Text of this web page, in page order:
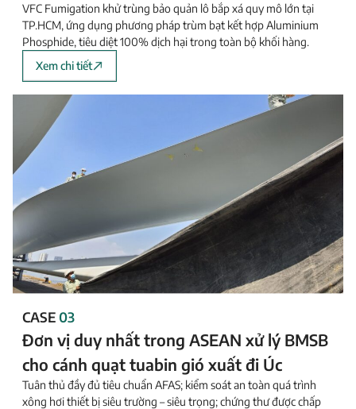
TACN tại TP.HCM
VFC Fumigation khử trùng bảo quản lô bắp xá quy mô lớn tại
TP.HCM, ứng dụng phương pháp trùm bạt kết hợp Aluminium
Phosphide, tiêu diệt 100% dịch hại trong toàn bộ khối hàng.
Xem chi tiết
CASE03
Đơn vị duy nhất trong ASEAN xử lý BMSB
cho cánh quạt tuabin gió xuất đi Úc
Tuân thủ đầy đủ tiêu chuẩn AFAS; kiểm soát an toàn quá trình
xông hơi thiết bị siêu trường – siêu trọng; chứng thư được chấp